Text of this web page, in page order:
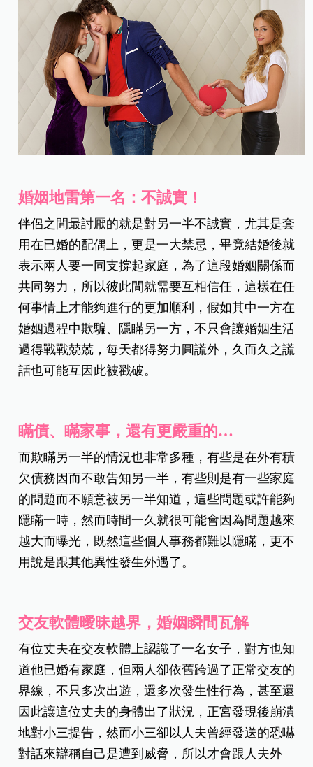
婚姻地雷第一名：不誠實！
伴侶之間最討厭的就是對另一半不誠實，尤其是套
用在已婚的配偶上，更是一大禁忌，畢竟結婚後就
表示兩人要一同支撐起家庭，為了這段婚姻關係而
共同努力，所以彼此間就需要互相信任，這樣在任
何事情上才能夠進行的更加順利，假如其中一方在
婚姻過程中欺騙、隱瞞另一方，不只會讓婚姻生活
過得戰戰兢兢，每天都得努力圓謊外，久而久之謊
話也可能互因此被戳破。
瞞債、瞞家事，還有更嚴重的…
而欺瞞另一半的情況也非常多種，有些是在外有積
欠債務因而不敢告知另一半，有些則是有一些家庭
的問題而不願意被另一半知道，這些問題或許能夠
隱瞞一時，然而時間一久就很可能會因為問題越來
越大而曝光，既然這些個人事務都難以隱瞞，更不
用說是跟其他異性發生外遇了。
交友軟體曖昧越界，婚姻瞬間瓦解
有位丈夫在交友軟體上認識了一名女子，對方也知
道他已婚有家庭，但兩人卻依舊跨過了正常交友的
界線，不只多次出遊，還多次發生性行為，甚至還
因此讓這位丈夫的身體出了狀況，正宮發現後崩潰
地對小三提告，然而小三卻以人夫曾經發送的恐嚇
對話來辯稱自己是遭到威脅，所以才會跟人夫外